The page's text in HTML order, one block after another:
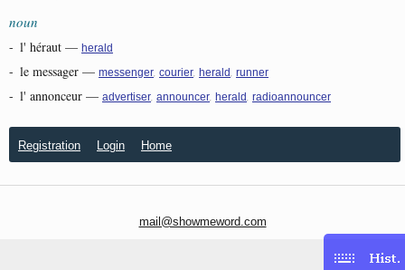
noun
- l' héraut — herald
- le messager — messenger courier herald runner
- l' annonceur — advertiser announcer herald radioannouncer
Registration Login Home
mail@showmeword.com